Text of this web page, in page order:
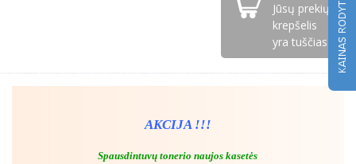
Jūsų prekių
krepšelis
yra tuščias
AKCIJA !!!
Spausdintuvų tonerio naujos kasetės